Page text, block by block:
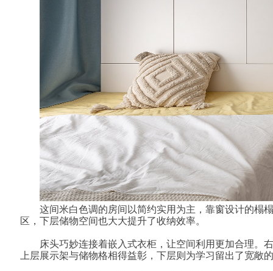
这间米白色调的房间以简约实用为主，靠窗设计的榻
区，下层储物空间也大大提升了收纳效率。
床头巧妙连接着嵌入式衣柜，让空间利用更加合理。
上层展示架与储物格相得益彰，下层则为学习留出了宽敞